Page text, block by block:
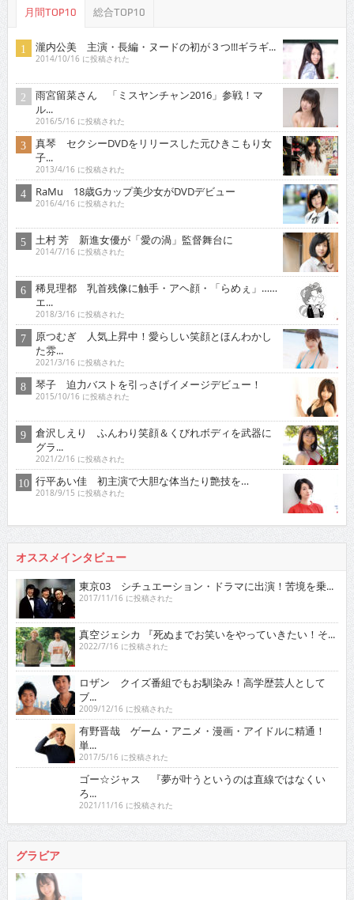
月間TOP10 総合TOP10
瀧内公美 主演・長編・ヌードの初が３つ!!!ギラギ...
2014/10/16 に投稿された
雨宮留菜さん 「ミスヤンチャン2016」参戦！マ
ル...
2016/5/16 に投稿された
真琴 セクシーDVDをリリースした元ひきこもり女
子...
2013/4/16 に投稿された
RaMu 18歳Gカップ美少女がDVDデビュー
2016/4/16 に投稿された
土村 芳 新進女優が「愛の渦」監督舞台に
2014/7/16 に投稿された
稀見理都 乳首残像に触手・アヘ顔・「らめぇ」……
エ...
2018/3/16 に投稿された
原つむぎ 人気上昇中！愛らしい笑顔とほんわかし
た雰...
2021/3/16 に投稿された
琴子 迫力バストを引っさげイメージデビュー！
2015/10/16 に投稿された
倉沢しえり ふんわり笑顔＆くびれボディを武器に
グラ...
2021/2/16 に投稿された
行平あい佳 初主演で大胆な体当たり艶技を…
2018/9/15 に投稿された
オススメインタビュー
東京03 シチュエーション・ドラマに出演！苦境を乗...
2017/11/16 に投稿された
真空ジェシカ 『死ぬまでお笑いをやっていきたい！そ...
2022/7/16 に投稿された
ロザン クイズ番組でもお馴染み！高学歴芸人として
ブ...
2009/12/16 に投稿された
有野晋哉 ゲーム・アニメ・漫画・アイドルに精通！
単...
2017/5/16 に投稿された
ゴー☆ジャス 『夢が叶うというのは直線ではなくい
ろ...
2021/11/16 に投稿された
グラビア